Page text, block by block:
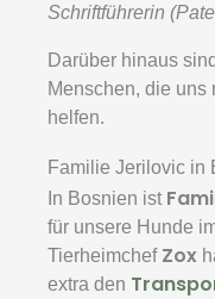
Schriftführerin
Darüber hinaus
Menschen, die
helfen.
Familie Jerilovic in
In Bosnien ist
für unsere Hunde
Tierheimchef Zox
extra den